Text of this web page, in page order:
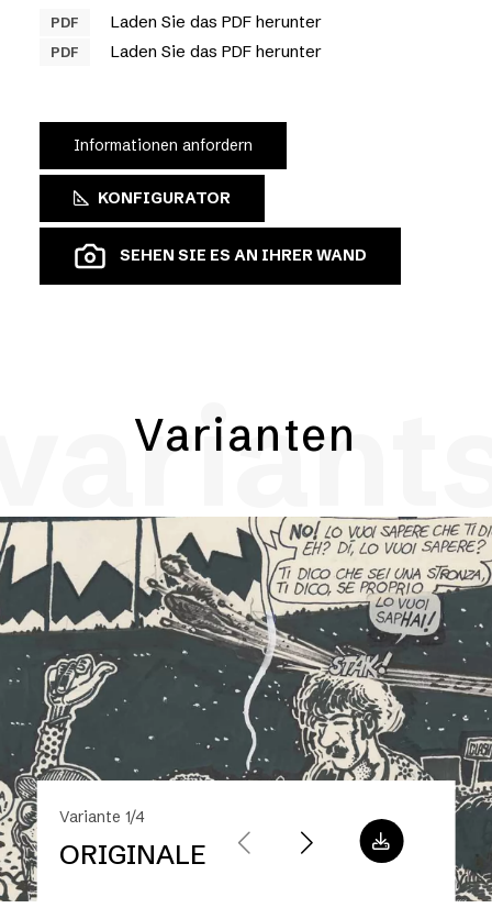
PDF Laden Sie das PDF herunter
PDF Laden Sie das PDF herunter
Informationen anfordern
KONFIGURATOR
SEHEN SIE ES AN IHRER WAND
Varianten
Variante 1/4
ORIGINALE